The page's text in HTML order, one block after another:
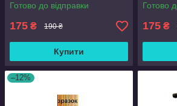
Готово до відправки
175 ₴ 190 ₴
Купити
Готово
175 ₴
–12%